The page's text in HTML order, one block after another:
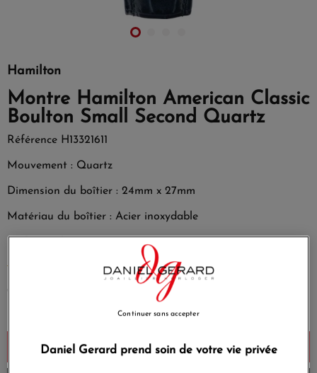
Hamilton
Montre Hamilton American Classic
Boulton Small Second Quartz
Référence H13321611
Mouvement : Quartz
Dimension du boîtier : 24mm x 27mm
Matériau du boîtier : Acier inoxydable
Payez seulement 74,50 € aujourd'hui
Ajouter au panier
Daniel Gerard prend soin de votre vie privée
Continuer sans accepter